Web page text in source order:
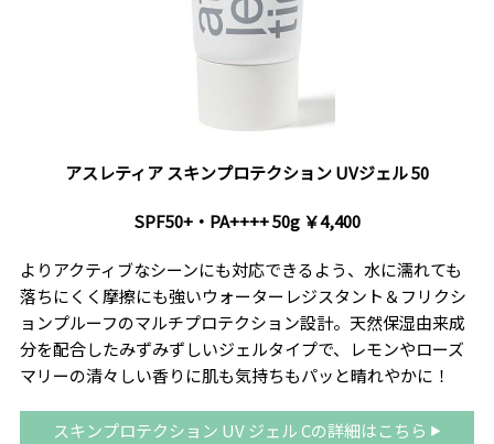
アスレティア スキンプロテクション UVジェル 50
SPF50+・PA++++ 50g ￥4,400
よりアクティブなシーンにも対応できるよう、水に濡れても
落ちにくく摩擦にも強いウォーターレジスタント＆フリクシ
ョンプルーフのマルチプロテクション設計。天然保湿由来成
分を配合したみずみずしいジェルタイプで、レモンやローズ
マリーの清々しい香りに肌も気持ちもパッと晴れやかに！
スキンプロテクション UV ジェル Cの詳細はこちら